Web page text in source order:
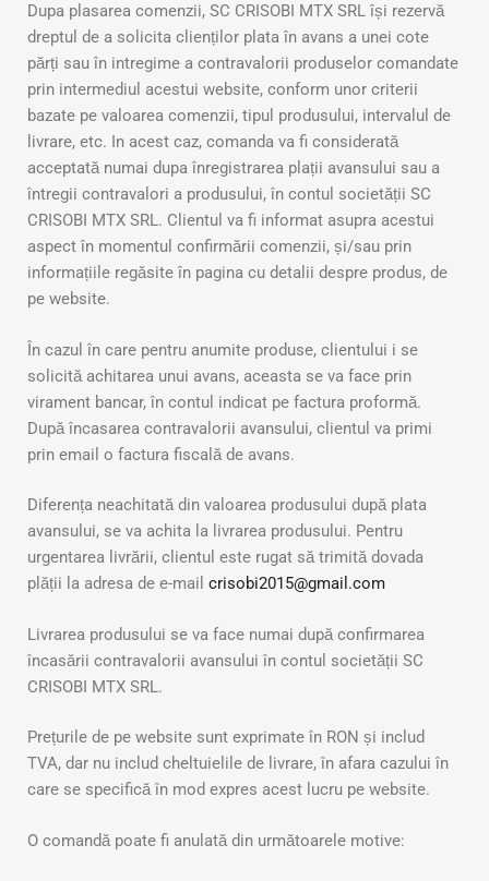
Dupa plasarea comenzii, SC CRISOBI MTX SRL își rezervă
dreptul de a solicita clienților plata în avans a unei cote
părți sau în intregime a contravalorii produselor comandate
prin intermediul acestui website, conform unor criterii
bazate pe valoarea comenzii, tipul produsului, intervalul de
livrare, etc. In acest caz, comanda va fi considerată
acceptată numai dupa înregistrarea plații avansului sau a
întregii contravalori a produsului, în contul societății SC
CRISOBI MTX SRL. Clientul va fi informat asupra acestui
aspect în momentul confirmării comenzii, și/sau prin
informațiile regăsite în pagina cu detalii despre produs, de
pe website.
În cazul în care pentru anumite produse, clientului i se
solicită achitarea unui avans, aceasta se va face prin
virament bancar, în contul indicat pe factura proformă.
După încasarea contravalorii avansului, clientul va primi
prin email o factura fiscală de avans.
Diferența neachitată din valoarea produsului după plata
avansului, se va achita la livrarea produsului. Pentru
urgentarea livrării, clientul este rugat să trimită dovada
plății la adresa de e-mail crisobi2015@gmail.com
Livrarea produsului se va face numai după confirmarea
încasării contravalorii avansului în contul societății SC
CRISOBI MTX SRL.
Prețurile de pe website sunt exprimate în RON și includ
TVA, dar nu includ cheltuielile de livrare, în afara cazului în
care se specifică în mod expres acest lucru pe website.
O comandă poate fi anulată din următoarele motive: